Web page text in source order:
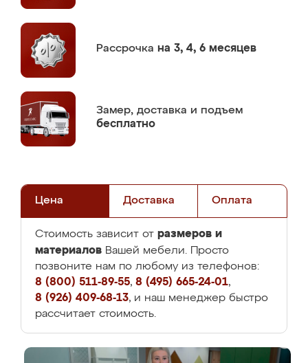
Рассрочка на 3, 4, 6 месяцев
Замер, доставка и подъем
бесплатно
Цена Доставка Оплата
Стоимость зависит от размеров и
материалов Вашей мебели. Просто
позвоните нам по любому из телефонов:
8 (800) 511-89-55, 8 (495) 665-24-01,
8 (926) 409-68-13, и наш менеджер быстро
рассчитает стоимость.